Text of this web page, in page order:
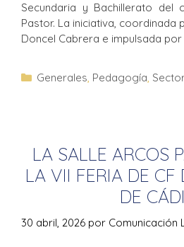
Secundaria y Bachillerato del
Pastor. La iniciativa,
Doncel Cabrera e impulsada por
Generales, Pedagogía,
LA SALLE ARCOS
LA VII FERIA DE CF
DE
30 abril, 2026 por Comunicación